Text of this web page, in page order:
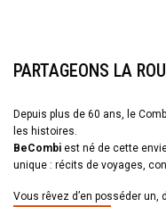
PARTAGEONS LA
Depuis plus de 60 ans, le
les histoires.
BeCombi est né de cette
unique : récits de voyages,
Vous rêvez d’en posséder un,